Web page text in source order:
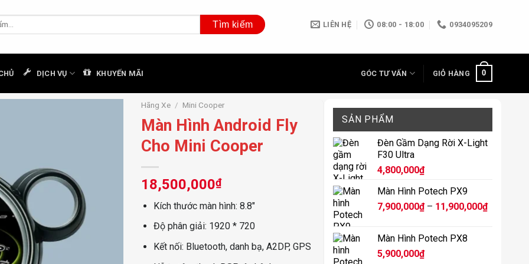
LIÊN HỆ 08:00 - 18:00 0934095209
DỊCH VỤ KHUYẾN MÃI GÓC TƯ VẤN GIỎ HÀNG 0
Hãng Xe / Mini Cooper
Màn Hình Android Fly
Cho Mini Cooper
18,500,000₫
Kích thước màn hình: 8.8″
Độ phân giải: 1920 * 720
Kết nối: Bluetooth, danh bạ, A2DP, GPS
SẢN PHẨM
Đèn Gầm Dạng Rời X-Light
F30 Ultra
4,800,000₫
Màn Hình Potech PX9
7,900,000₫ – 11,900,000₫Khoảng
Màn Hình Potech PX8
5,900,000₫